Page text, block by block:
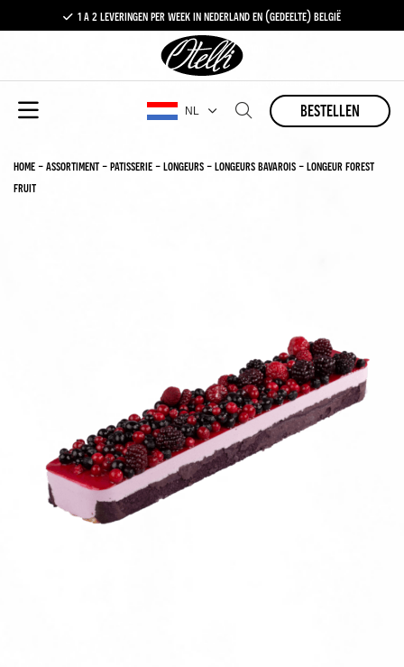
1 a 2 leveringen per week in nederland en (gedeelte) belgië
gratis levering vanaf €100,-
1 a 2 leveringen per week in nederland en (gedeelte) belgië
NL bestellen
home-assortiment-patisserie-longeurs-longeurs bavarois-longeur forest
fruit